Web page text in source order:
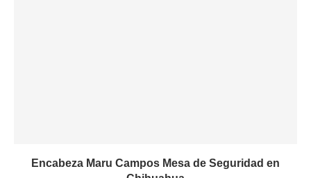
Encabeza Maru Campos Mesa de Seguridad en